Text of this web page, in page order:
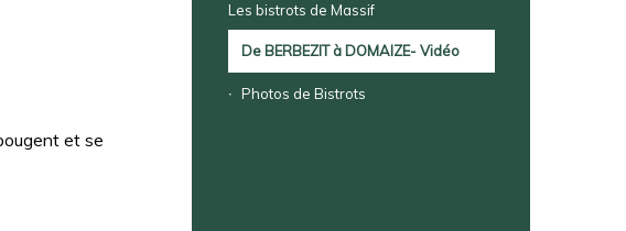
et se
Les bistrots de Massif
De BERBEZIT à DOMAIZE- Vidéo
Photos de Bistrots